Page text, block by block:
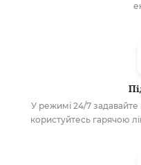
У режимі 24/7
користуйтесь гарячою